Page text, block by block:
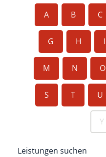
A B C
G H I
M N O
S T U
Y
Leistungen suchen